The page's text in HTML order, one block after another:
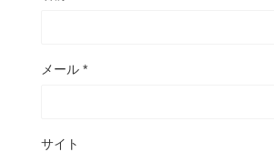
メール *
サイト